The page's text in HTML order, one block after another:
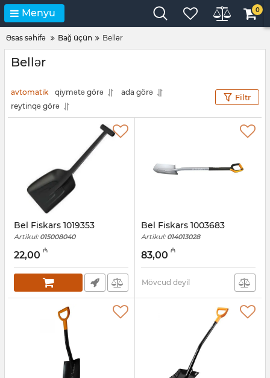
Menyu 0
Əsas səhifə Bağ üçün Bellər
Bellər
avtomatik qiymətə görə
ada görə
reytinqə görə
Filtr
Bel Fiskars 1019353
Artikul: 015008040
22,00 ₼
Bel Fiskars 1003683
Artikul: 014013028
83,00 ₼
Mövcud deyil